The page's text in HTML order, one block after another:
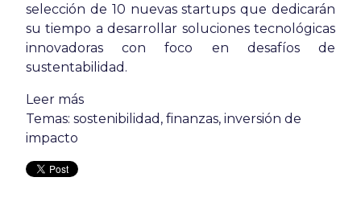
selección de 10 nuevas startups que dedicarán
su tiempo a desarrollar soluciones tecnológicas
innovadoras con foco en desafíos de
sustentabilidad.
Leer más
Temas: sostenibilidad , finanzas, inversión de
impacto